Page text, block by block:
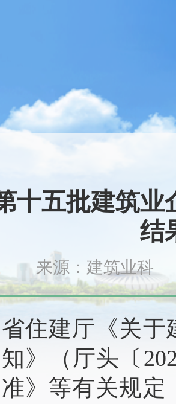
十五批建筑业
结
来源：建筑业科
住建厅《关于
》（厅头〔
》等有关规定